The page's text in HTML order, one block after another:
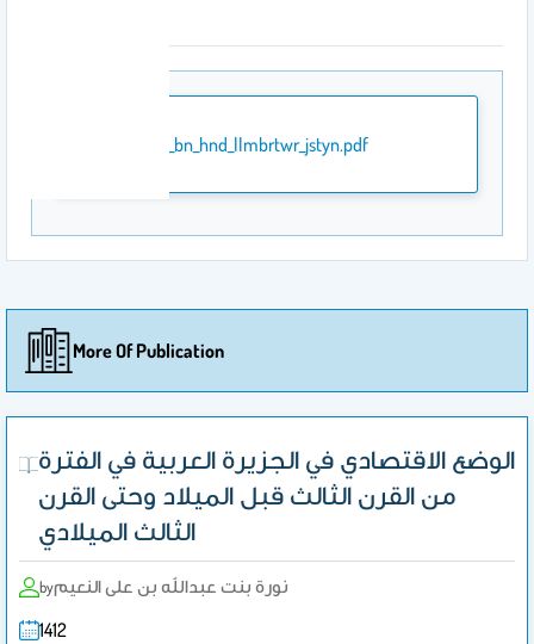
sfr_mr_bn_hnd_llmbrtwr_jstyn.pdf
More Of Publication
الوضع الاقتصادي في الجزيرة العربية في الفترة
من القرن الثالث قبل الميلاد وحتى القرن
الثالث الميلادي
byنورة بنت عبدالله بن على النعيم
1412